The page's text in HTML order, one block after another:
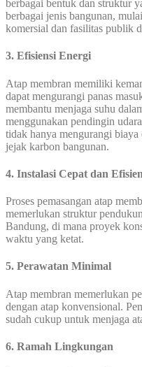
berbagai bentuk dan struktur
berbagai jenis bangunan,
komersial dan fasilitas publik
3. Efisiensi Energi
Atap membran memiliki
dapat mengurangi panas
membantu menjaga suhu
menggunakan pendingin
tidak hanya mengurangi
jejak karbon bangunan.
4. Instalasi Cepat dan Efisien
Proses pemasangan atap
memerlukan struktur
Bandung, di mana proyek
waktu yang ketat.
5. Perawatan Minimal
Atap membran memerlukan
dengan atap konvensional.
sudah cukup untuk menjaga
6. Ramah Lingkungan